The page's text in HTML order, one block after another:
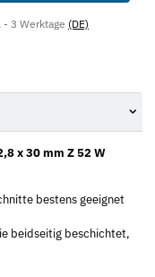
- 3 Werktage (DE)
x 30 mm Z 52 W
bestens geeignet
beidseitig beschichtet,